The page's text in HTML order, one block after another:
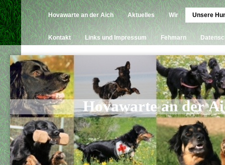
Hovawarte an der Aich Aktuelles Wir Unsere
Kontakt Links und Impressum Fehmarn
Hovawarte an der